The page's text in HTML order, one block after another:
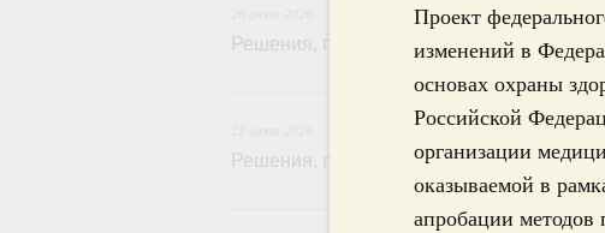
Проект
изменений в
основах охраны
Российской
организации
оказываемой в
апробации методов
Решения, принятые на заседании
12 июня,
Решения, принятые на заседании
30 мая,